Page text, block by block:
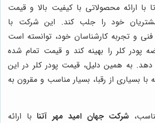
ارائه محصولاتی با کیفیت بالا و قیمت
خود را جلب کند. این شرکت با
فنی و تجربه کارشناسان خود، توانسته است
پودر کلر را بهینه کند و قیمت تمام شده
به همین دلیل، قیمت پودر کلر در این
با بسیاری از رقبا، بسیار مناسب و مقرون به
شرکت جهان امید مهر آتنا با ارائه